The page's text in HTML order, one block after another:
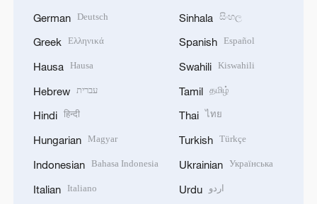
German Deutsch
Greek Ελληνικά
Hausa Hausa
Hebrew עברית
Hindi हिन्दी
Hungarian Magyar
Indonesian Bahasa Indonesia
Italian Italiano
Sinhala සිංහල
Spanish Español
Swahili Kiswahili
Tamil தமிழ்
Thai ไทย
Turkish Türkçe
Ukrainian Українська
Urdu اردو